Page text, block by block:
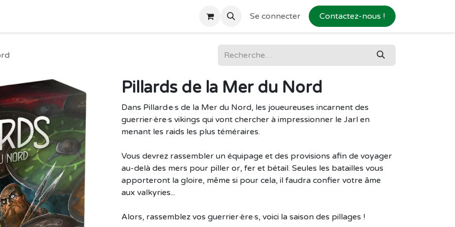
Se connecter Contactez-nous !
Pillards de la Mer du Nord
Dans Pillard·e·s de la Mer du Nord, les joueureuses incarnent des
guerrier·ère·s vikings qui vont chercher à impressionner le Jarl en
menant les raids les plus téméraires.
Vous devrez rassembler un équipage et des provisions afin de voyager
au-delà des mers pour piller or, fer et bétail. Seules les batailles vous
apporteront la gloire, même si pour cela, il faudra confier votre âme
aux valkyries...
Alors, rassemblez vos guerrier·ère·s, voici la saison des pillages !